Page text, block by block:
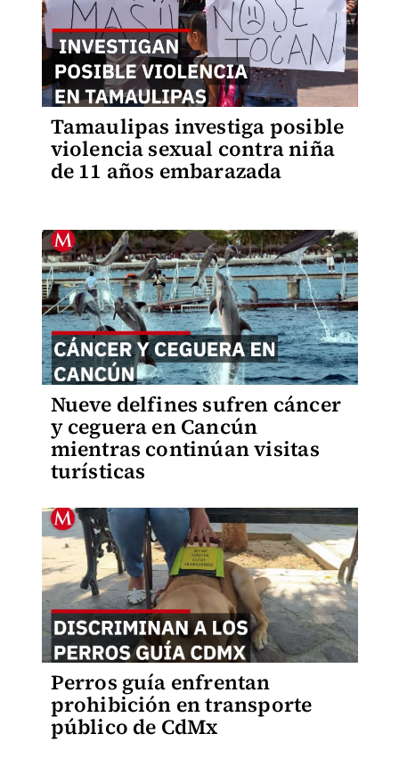
Tamaulipas investiga posible
violencia sexual contra niña
de 11 años embarazada
Nueve delfines sufren cáncer
y ceguera en Cancún
mientras continúan visitas
turísticas
Perros guía enfrentan
prohibición en transporte
público de CdMx